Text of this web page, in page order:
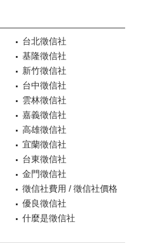
台北徵信社
基隆徵信社
新竹徵信社
台中徵信社
雲林徵信社
嘉義徵信社
高雄徵信社
宜蘭徵信社
台東徵信社
金門徵信社
徵信社費用 / 徵信社價格
優良徵信社
什麼是徵信社